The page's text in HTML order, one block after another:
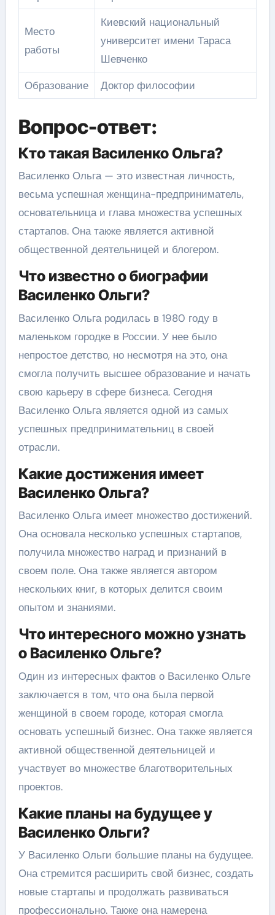
Место
работы
Киевский национальный
университет имени Тараса
Шевченко
Образование
Доктор философии
Вопрос-ответ:
Кто такая Василенко Ольга?
Василенко Ольга — это известная личность,
весьма успешная женщина-предприниматель,
основательница и глава множества успешных
стартапов. Она также является активной
общественной деятельницей и блогером.
Что известно о биографии
Василенко Ольги?
Василенко Ольга родилась в 1980 году в
маленьком городке в России. У нее было
непростое детство, но несмотря на это, она
смогла получить высшее образование и начать
свою карьеру в сфере бизнеса. Сегодня
Василенко Ольга является одной из самых
успешных предпринимательниц в своей
отрасли.
Какие достижения имеет
Василенко Ольга?
Василенко Ольга имеет множество достижений.
Она основала несколько успешных стартапов,
получила множество наград и признаний в
своем поле. Она также является автором
нескольких книг, в которых делится своим
опытом и знаниями.
Что интересного можно узнать
о Василенко Ольге?
Один из интересных фактов о Василенко Ольге
заключается в том, что она была первой
женщиной в своем городе, которая смогла
основать успешный бизнес. Она также является
активной общественной деятельницей и
участвует во множестве благотворительных
проектов.
Какие планы на будущее у
Василенко Ольги?
У Василенко Ольги большие планы на будущее.
Она стремится расширить свой бизнес, создать
новые стартапы и продолжать развиваться
профессионально. Также она намерена